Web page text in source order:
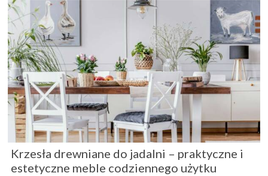
Krzesła drewniane do jadalni – praktyczne i
estetyczne meble codziennego użytku